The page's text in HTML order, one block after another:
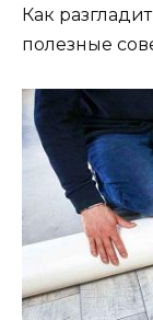
Как
полезные